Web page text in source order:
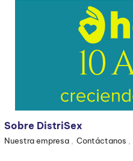
Sobre DistriSex
Nuestra empresa Contáctanos